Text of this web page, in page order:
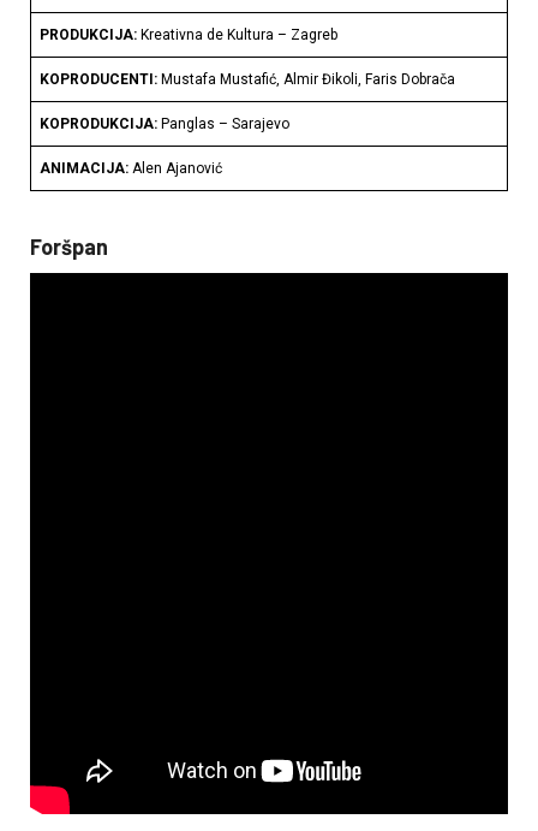
PRODUKCIJA: Kreativna de Kultura – Zagreb
KOPRODUCENTI: Mustafa Mustafić, Almir Đikoli, Faris Dobrača
KOPRODUKCIJA: Panglas – Sarajevo
ANIMACIJA: Alen Ajanović
Foršpan